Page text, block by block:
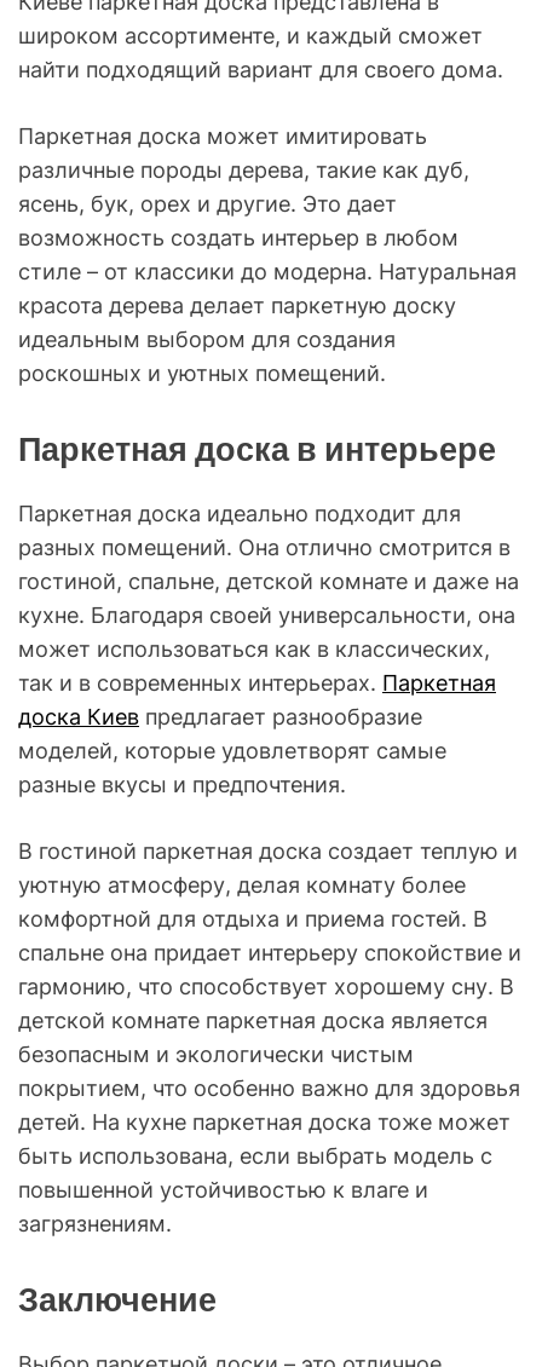
широком ассортименте, и каждый сможет
найти подходящий вариант для своего дома.
Паркетная доска может имитировать
различные породы дерева, такие как дуб,
ясень, бук, орех и другие. Это дает
возможность создать интерьер в любом
стиле – от классики до модерна. Натуральная
красота дерева делает паркетную доску
идеальным выбором для создания
роскошных и уютных помещений.
Паркетная доска в интерьере
Паркетная доска идеально подходит для
разных помещений. Она отлично смотрится в
гостиной, спальне, детской комнате и даже на
кухне. Благодаря своей универсальности, она
может использоваться как в классических,
так и в современных интерьерах. Паркетная
доска Киев предлагает разнообразие
моделей, которые удовлетворят самые
разные вкусы и предпочтения.
В гостиной паркетная доска создает теплую и
уютную атмосферу, делая комнату более
комфортной для отдыха и приема гостей. В
спальне она придает интерьеру спокойствие и
гармонию, что способствует хорошему сну. В
детской комнате паркетная доска является
безопасным и экологически чистым
покрытием, что особенно важно для здоровья
детей. На кухне паркетная доска тоже может
быть использована, если выбрать модель с
повышенной устойчивостью к влаге и
загрязнениям.
Заключение